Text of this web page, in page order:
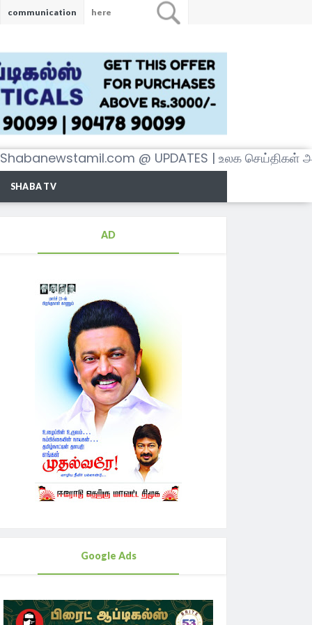
communication
@ UPDATES | உலக செய்திகள்
SHABA TV
AD
Google Ads